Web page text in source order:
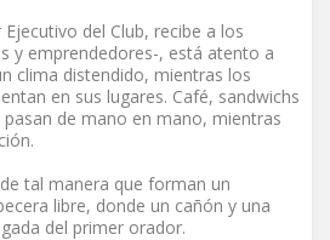
del Club, recibe a los
y emprendedores-, está atento a
clima distendido, mientras los
en sus lugares. Café, sandwichs
de mano en mano, mientras
tal manera que forman un
libre, donde un cañón y una
del primer orador.